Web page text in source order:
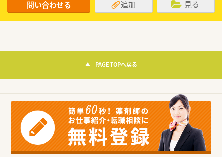
問い合わせる 追加 見る
PAGE TOPへ戻る